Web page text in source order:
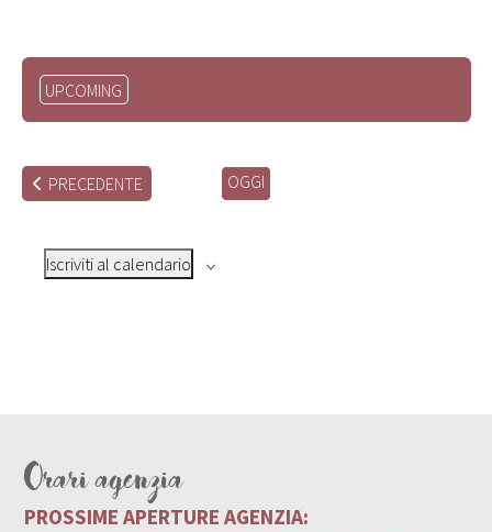
UPCOMING Seleziona
PRECEDENTEEVENTI OGGI
Iscriviti al calendario
Orari agenzia
PROSSIME APERTURE AGENZIA: